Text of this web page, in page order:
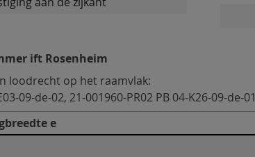
ift Rosenheim
loodrecht op het raamvlak:
09-de-02, 21-001960-PR02 PB 04-K26-09-de-01
e